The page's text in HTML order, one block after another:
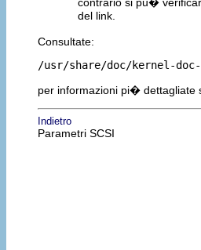
del link.
Consultate:
/usr/share/doc/kernel-doc-
per informazioni pi� dettagliate
Indietro
Parametri SCSI